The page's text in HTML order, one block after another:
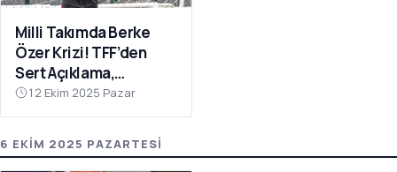
Milli Takımda Berke
Özer Krizi! TFF’den
Sert Açıklama,
Kaleciden Yanıt
Gecikmedi
12 Ekim 2025 Pazar
6 EKIM 2025 PAZARTESI